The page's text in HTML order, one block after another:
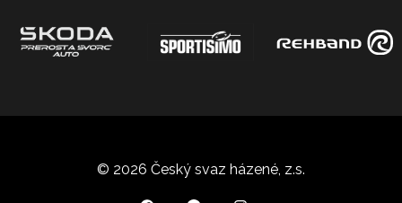
© 2026 Český svaz házené, z.s.